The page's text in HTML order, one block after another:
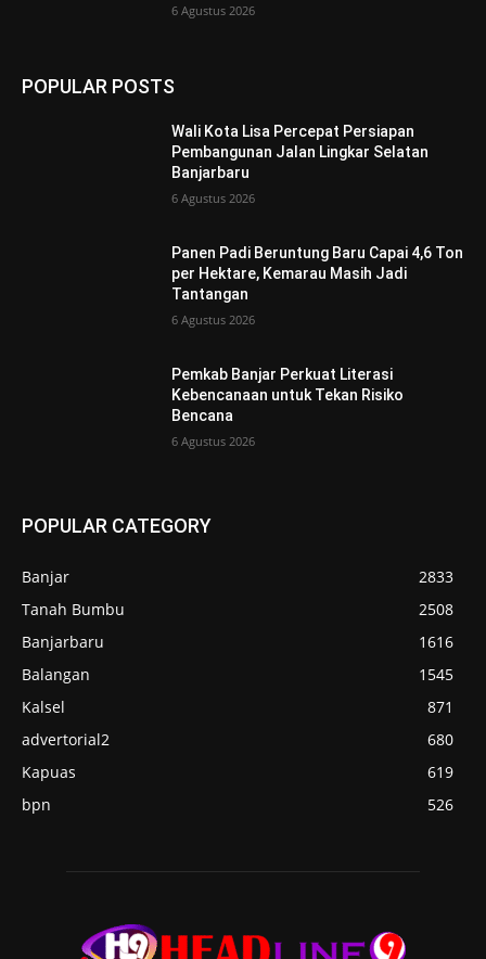
6 Agustus 2026
POPULAR POSTS
Wali Kota Lisa Percepat Persiapan
Pembangunan Jalan Lingkar Selatan
Banjarbaru
6 Agustus 2026
Panen Padi Beruntung Baru Capai 4,6 Ton
per Hektare, Kemarau Masih Jadi
Tantangan
6 Agustus 2026
Pemkab Banjar Perkuat Literasi
Kebencanaan untuk Tekan Risiko
Bencana
6 Agustus 2026
POPULAR CATEGORY
Banjar
2833
Tanah Bumbu
2508
Banjarbaru
1616
Balangan
1545
Kalsel
871
advertorial2
680
Kapuas
619
bpn
526